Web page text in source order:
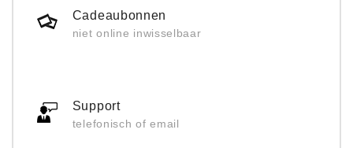
Cadeaubonnen
niet online inwisselbaar
Support
telefonisch of email